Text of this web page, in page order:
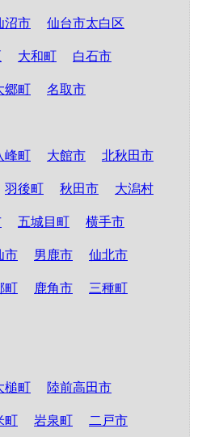
沼市 仙台市太白区
大和町 白石市
郷町 名取市
峰町 大館市 北秋田市
羽後町 秋田市 大潟村
五城目町 横手市
市 男鹿市 仙北市
町 鹿角市 三種町
槌町 陸前高田市
町 岩泉町 二戸市